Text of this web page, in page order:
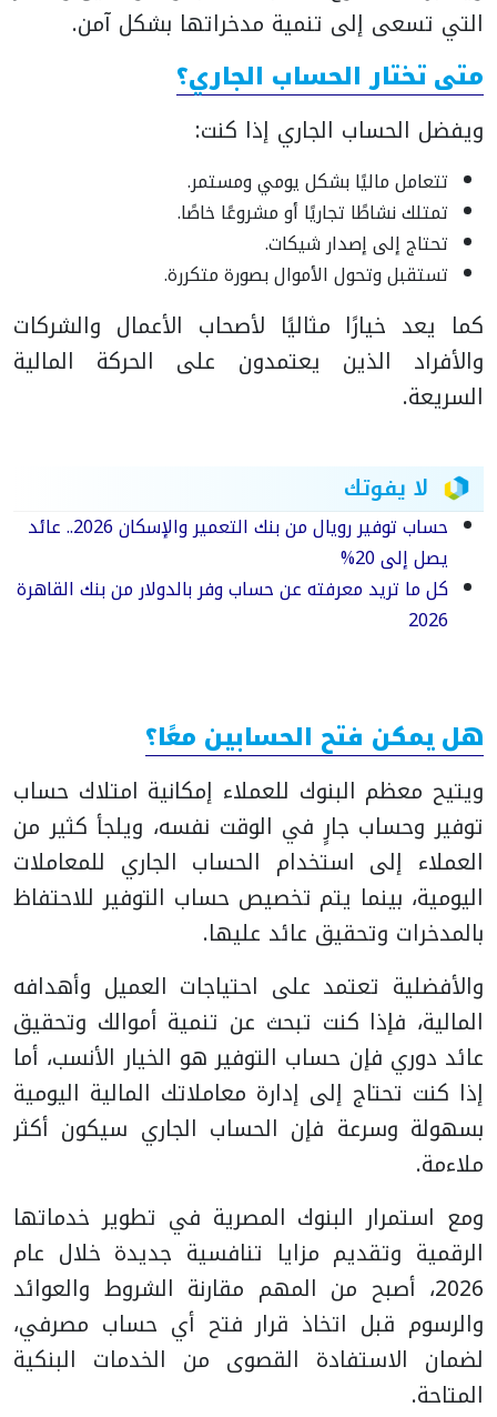
التي تسعى إلى تنمية مدخراتها بشكل آمن.
متى تختار الحساب الجاري؟
ويفضل الحساب الجاري إذا كنت:
تتعامل ماليًا بشكل يومي ومستمر.
تمتلك نشاطًا تجاريًا أو مشروعًا خاصًا.
تحتاج إلى إصدار شيكات.
تستقبل وتحول الأموال بصورة متكررة.
كما يعد خيارًا مثاليًا لأصحاب الأعمال والشركات
والأفراد الذين يعتمدون على الحركة المالية
السريعة.
لا يفوتك
حساب توفير رويال من بنك التعمير والإسكان 2026.. عائد
يصل إلى 20%
كل ما تريد معرفته عن حساب وفر بالدولار من بنك القاهرة
2026
هل يمكن فتح الحسابين معًا؟
ويتيح معظم البنوك للعملاء إمكانية امتلاك حساب
توفير وحساب جارٍ في الوقت نفسه، ويلجأ كثير من
العملاء إلى استخدام الحساب الجاري للمعاملات
اليومية، بينما يتم تخصيص حساب التوفير للاحتفاظ
بالمدخرات وتحقيق عائد عليها.
والأفضلية تعتمد على احتياجات العميل وأهدافه
المالية، فإذا كنت تبحث عن تنمية أموالك وتحقيق
عائد دوري فإن حساب التوفير هو الخيار الأنسب، أما
إذا كنت تحتاج إلى إدارة معاملاتك المالية اليومية
بسهولة وسرعة فإن الحساب الجاري سيكون أكثر
ملاءمة.
ومع استمرار البنوك المصرية في تطوير خدماتها
الرقمية وتقديم مزايا تنافسية جديدة خلال عام
2026، أصبح من المهم مقارنة الشروط والعوائد
والرسوم قبل اتخاذ قرار فتح أي حساب مصرفي،
لضمان الاستفادة القصوى من الخدمات البنكية
المتاحة.